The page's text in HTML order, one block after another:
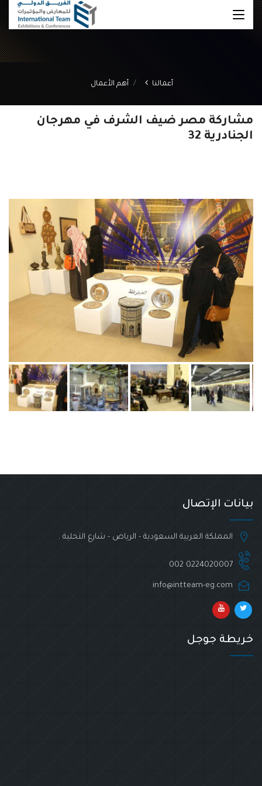
أعمالنا أهم الأعمال
مشاركة مصر ضيف الشرف في مهرجان
الجنادرية 32
بيانات الإتصال
المملكة العربية السعودية - الرياض - شارع التحلية .
002 0224020007
info@intteam-eg.com
خريطة جوجل